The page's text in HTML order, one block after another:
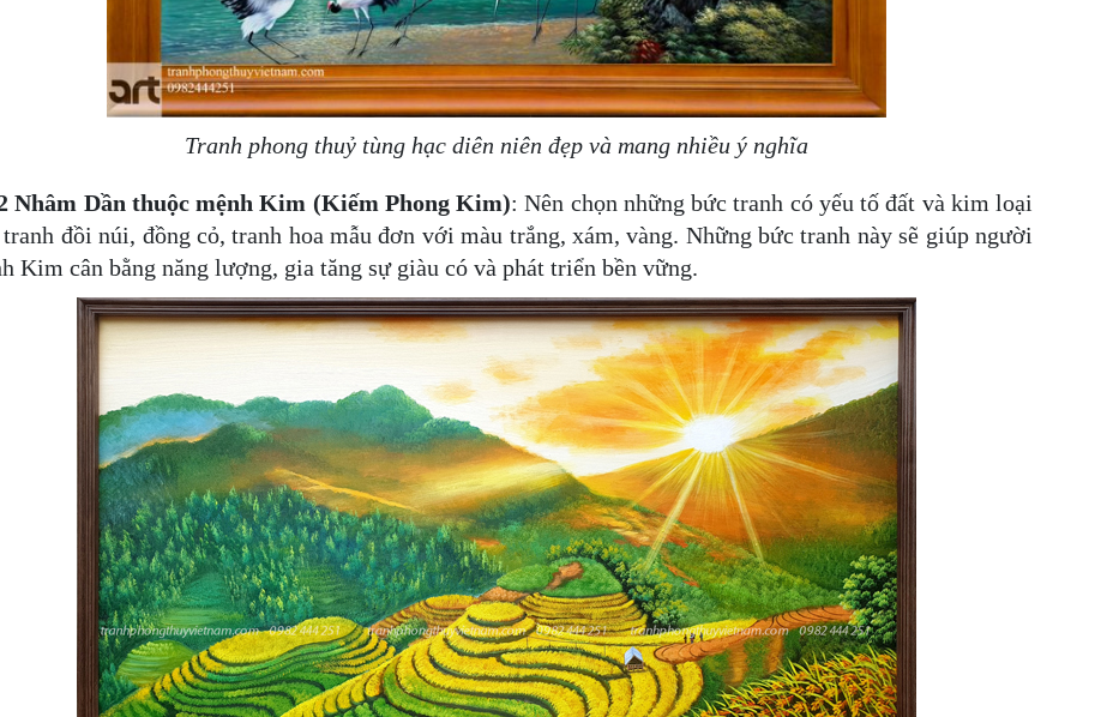
Tranh phong thuỷ tùng hạc diên niên đẹp và mang nhiều ý nghĩa
Nhâm Dần thuộc mệnh Kim (Kiếm Phong Kim): Nên chọn những bức tranh có yếu tố đất và kim loại
đồi núi, đồng cỏ, tranh hoa mẫu đơn với màu trắng, xám, vàng. Những bức tranh này sẽ giúp người
Kim cân bằng năng lượng, gia tăng sự giàu có và phát triển bền vững.